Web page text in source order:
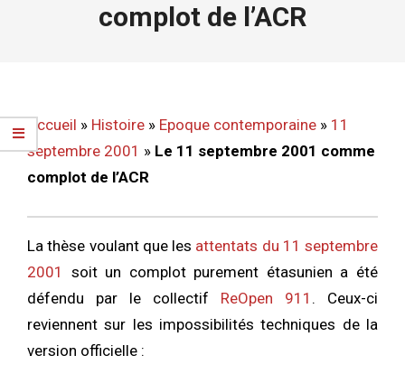
complot de l’ACR
Accueil » Histoire » Epoque contemporaine » 11
septembre 2001 » Le 11 septembre 2001 comme
complot de l’ACR
La thèse voulant que les attentats du 11 septembre
2001
soit un complot purement étasunien a été
défendu par le collectif ReOpen 911 . Ceux-ci
reviennent sur les impossibilités techniques de la
version officielle :